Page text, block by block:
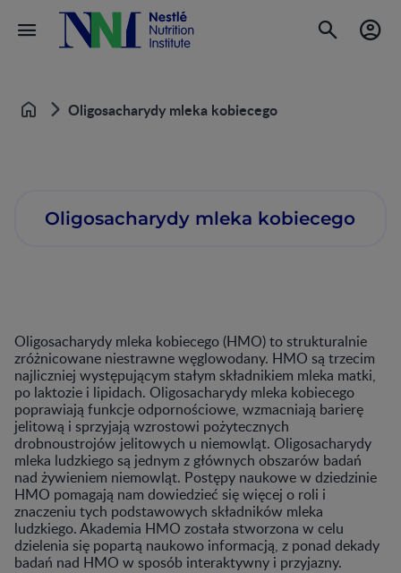
Home Oligosacharydy mleka kobiecego
Oligosacharydy mleka kobiecego
Oligosacharydy mleka kobiecego (HMO) to strukturalnie
zróżnicowane niestrawne węglowodany. HMO są trzecim
najliczniej występującym stałym składnikiem mleka matki,
po laktozie i lipidach. Oligosacharydy mleka kobiecego
poprawiają funkcje odpornościowe, wzmacniają barierę
jelitową i sprzyjają wzrostowi pożytecznych
drobnoustrojów jelitowych u niemowląt. Oligosacharydy
mleka ludzkiego są jednym z głównych obszarów badań
nad żywieniem niemowląt. Postępy naukowe w dziedzinie
HMO pomagają nam dowiedzieć się więcej o roli i
znaczeniu tych podstawowych składników mleka
ludzkiego. Akademia HMO została stworzona w celu
dzielenia się popartą naukowo informacją, z ponad dekady
badań nad HMO w sposób interaktywny i przyjazny.